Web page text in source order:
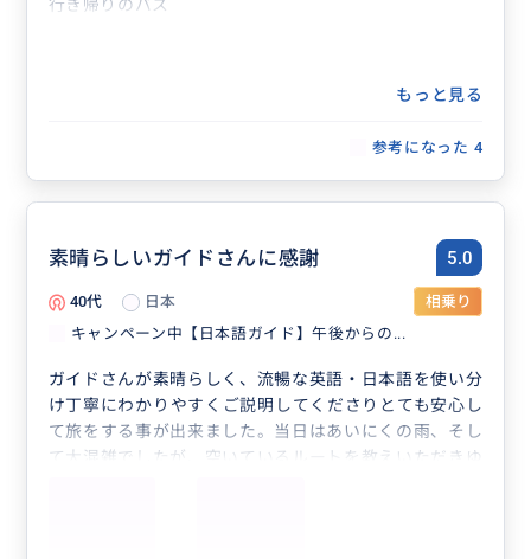
行き帰りのバス
もっと見る
参考になった 4
素晴らしいガイドさんに感謝 5.0
40代 日本
相乗り
キャンペーン中【日本語ガイド】午後からの...
ガイドさんが素晴らしく、流暢な英語・日本語を使い分
け丁寧にわかりやすくご説明してくださりとても安心し
て旅をする事が出来ました。当日はあいにくの雨、そし
て大混雑でしたが、空いているルートを教えいただきゆ